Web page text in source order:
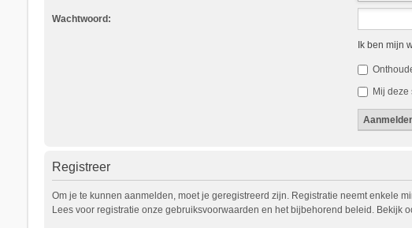
Wachtwoord:
Ik ben mijn
Mij
Registreer
Om je te kunnen aanmelden, moet je geregistreerd zijn. Registratie neemt enkele
Lees voor registratie onze gebruiksvoorwaarden en het bijbehorend beleid. Bekijk